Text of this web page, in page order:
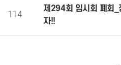
114
제294회 임시회 폐회_
자!!